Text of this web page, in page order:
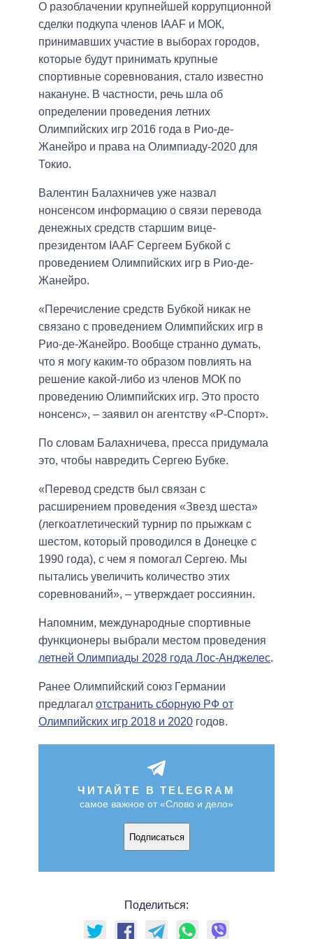
О разоблачении крупнейшей коррупционной
сделки подкупа членов IAAF и МОК,
принимавших участие в выборах городов,
которые будут принимать крупные
спортивные соревнования, стало известно
накануне. В частности, речь шла об
определении проведения летних
Олимпийских игр 2016 года в Рио-де-
Жанейро и права на Олимпиаду-2020 для
Токио.
Валентин Балахничев уже назвал
нонсенсом информацию о связи перевода
денежных средств старшим вице-
президентом IAAF Сергеем Бубкой с
проведением Олимпийских игр в Рио-де-
Жанейро.
«Перечисление средств Бубкой никак не
связано с проведением Олимпийских игр в
Рио-де-Жанейро. Вообще странно думать,
что я могу каким-то образом повлиять на
решение какой-либо из членов МОК по
проведению Олимпийских игр. Это просто
нонсенс», – заявил он агентству «Р-Спорт».
По словам Балахничева, пресса придумала
это, чтобы навредить Сергею Бубке.
«Перевод средств был связан с
расширением проведения «Звезд шеста»
(легкоатлетический турнир по прыжкам с
шестом, который проводился в Донецке с
1990 года), с чем я помогал Сергею. Мы
пытались увеличить количество этих
соревнований», – утверждает россиянин.
Напомним, международные спортивные
функционеры выбрали местом проведения
летней Олимпиады 2028 года Лос-Анджелес.
Ранее Олимпийский союз Германии
предлагал отстранить сборную РФ от
Олимпийских игр 2018 и 2020 годов.
ЧИТАЙТЕ В TELEGRAM
самое важное от «Слово и дело»
Подписаться
Поделиться: